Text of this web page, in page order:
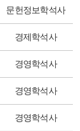
문헌정보학석사
경제학석사
경영학석사
경영학석사
경영학석사